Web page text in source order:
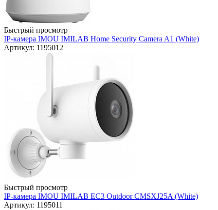
Быстрый просмотр
IP-камера IMOU IMILAB Home Security Camera A1 (White)
Артикул: 1195012
Быстрый просмотр
IP-камера IMOU IMILAB EC3 Outdoor CMSXJ25A (White)
Артикул: 1195011